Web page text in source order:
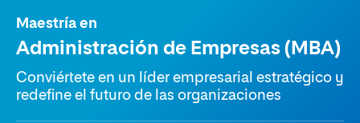
Maestría en
Administración de Empresas (MBA)
Conviértete en un líder empresarial estratégico y
redefine el futuro de las organizaciones